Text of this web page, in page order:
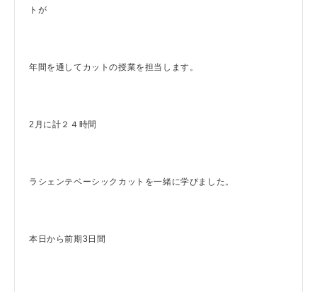
トが
年間を通してカットの授業を担当します。
2月に計２４時間
ラシェンテベーシックカットを一緒に学びました。
本日から前期3日間